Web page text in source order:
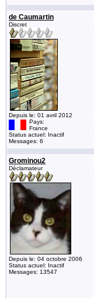
de Caumartin
Discret
Depuis le: 01 avril 2012
Pays:
France
Status actuel: Inactif
Messages: 6
Grominou2
Déclamateur
Depuis le: 04 octobre 2006
Status actuel: Inactif
Messages: 13547